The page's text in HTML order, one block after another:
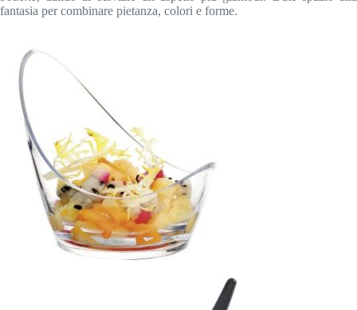
fantasia per combinare pietanza, colori e forme.